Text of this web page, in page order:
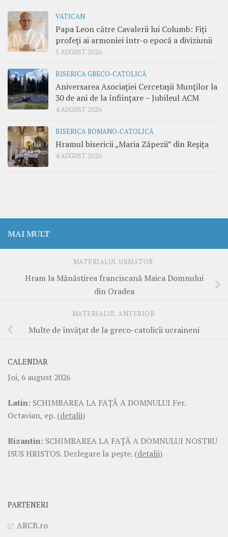
VATICAN
Papa Leon către Cavalerii lui Columb: Fiți
profeți ai armoniei într-o epocă a diviziunii
5 AUGUST 2026
BISERICA GRECO-CATOLICĂ
Aniversarea Asociației Cercetașii Munților la
30 de ani de la înființare – Jubileul ACM
4 AUGUST 2026
BISERICA ROMANO-CATOLICĂ
Hramul bisericii „Maria Zăpezii” din Reșița
4 AUGUST 2026
MAI MULT
MATERIALUL URMĂTOR
Hram la Mănăstirea franciscană Maica Domnului
din Oradea
MATERIALUL ANTERIOR
Multe de învăţat de la greco-catolicii ucraineni
CALENDAR
Joi, 6 august 2026
Latin: SCHIMBAREA LA FAŢĂ A DOMNULUI Fer.
Octavian, ep. (detalii)
Bizantin: SCHIMBAREA LA FAŢĂ A DOMNULUI NOSTRU
ISUS HRISTOS. Dezlegare la pește. (detalii)
PARTENERI
ARCB.ro